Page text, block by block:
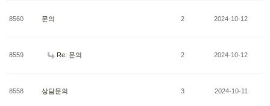
8560 문의 2 2024-10-12
8559 Re: 문의 2 2024-10-12
8558 상담문의 3 2024-10-11